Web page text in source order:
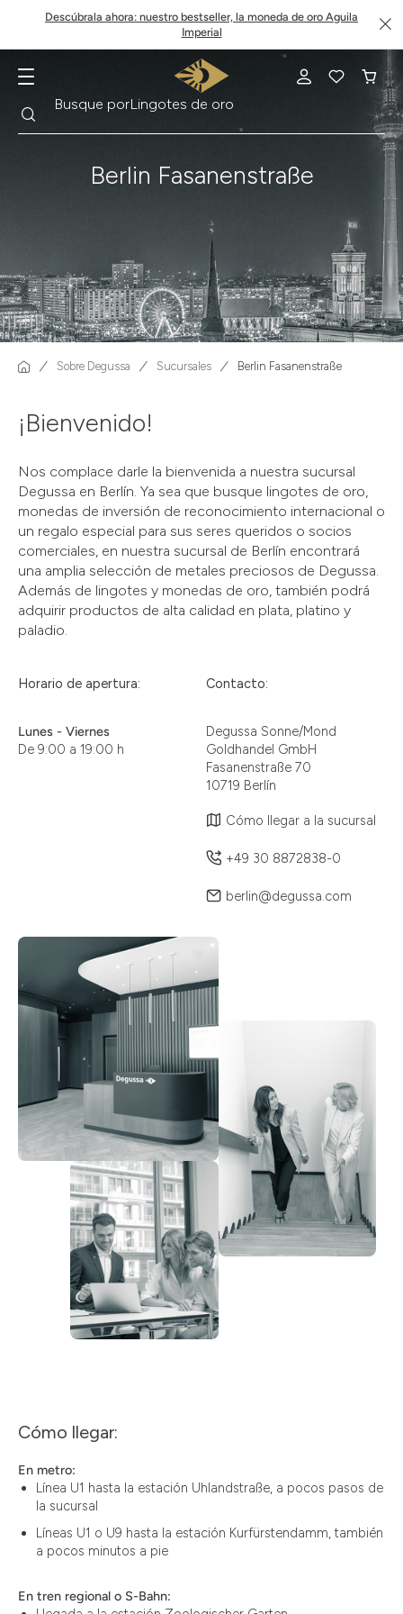
Descúbrala ahora: nuestro bestseller, la moneda de oro Aguila
Imperial
Busque por
Berlin Fasanenstraße
Sobre Degussa Sucursales Berlin Fasanenstraße
¡Bienvenido!
Nos complace darle la bienvenida a nuestra sucursal
Degussa en Berlín. Ya sea que busque lingotes de oro,
monedas de inversión de reconocimiento internacional o
un regalo especial para sus seres queridos o socios
comerciales, en nuestra sucursal de Berlín encontrará
una amplia selección de metales preciosos de Degussa.
Además de lingotes y monedas de oro, también podrá
adquirir productos de alta calidad en plata, platino y
paladio.
Horario de apertura:
Lunes - Viernes
De 9:00 a 19:00 h
Contacto:
Degussa Sonne/Mond
Goldhandel GmbH
Fasanenstraße 70
10719 Berlín
Cómo llegar a la sucursal
+49 30 8872838-0
berlin@degussa.com
Cómo llegar:
En metro:
Línea U1 hasta la estación Uhlandstraße, a pocos pasos de
la sucursal
Líneas U1 o U9 hasta la estación Kurfürstendamm, también
a pocos minutos a pie
En tren regional o S-Bahn: